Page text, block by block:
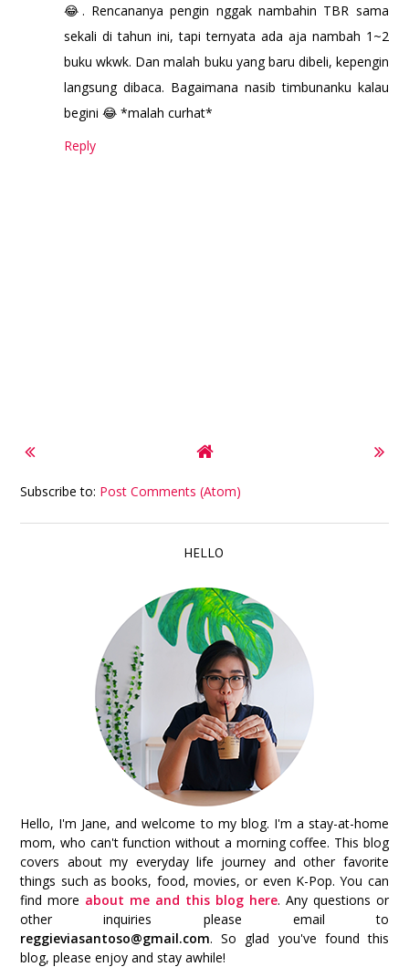
😂. Rencananya pengin nggak nambahin TBR sama
sekali di tahun ini, tapi ternyata ada aja nambah 1~2
buku wkwk. Dan malah buku yang baru dibeli, kepengin
langsung dibaca. Bagaimana nasib timbunanku kalau
begini 😂 *malah curhat*
Reply
Subscribe to: Post Comments (Atom)
HELLO
Hello, I'm Jane, and welcome to my blog. I'm a stay-at-home
mom, who can't function without a morning coffee. This blog
covers about my everyday life journey and other favorite
things such as books, food, movies, or even K-Pop. You can
find more about me and this blog here. Any questions or
other inquiries please email to
reggieviasantoso@gmail.com. So glad you've found this
blog, please enjoy and stay awhile!